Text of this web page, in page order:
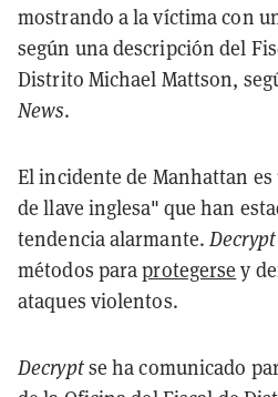
mostrando a la víctima con
según una descripción del
Distrito Michael Mattson,
News.
El incidente de Manhattan
de llave inglesa" que han
tendencia alarmante.Decrypt
métodos paraprotegerse y
ataques violentos.
Decryptse ha comunicado